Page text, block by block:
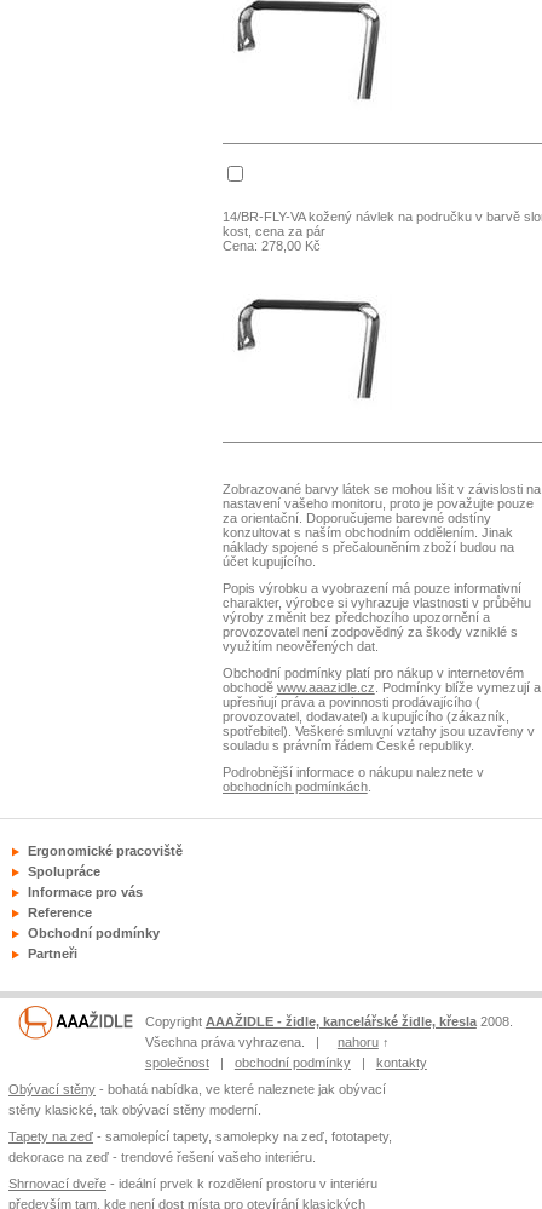
14/BR-FLY-VA kožený návlek na područku v barvě
kost, cena za pár
Cena: 278,00 Kč
Zobrazované barvy látek se mohou lišit v závislosti na
nastavení vašeho monitoru, proto je považujte pouze
za orientační. Doporučujeme barevné odstíny
konzultovat s naším obchodním oddělením. Jinak
náklady spojené s přečalouněním zboží budou na
účet kupujícího.
Popis výrobku a vyobrazení má pouze informativní
charakter, výrobce si vyhrazuje vlastnosti v průběhu
výroby změnit bez předchozího upozornění a
provozovatel není zodpovědný za škody vzniklé s
využitím neověřených dat.
Obchodní podmínky platí pro nákup v internetovém
obchodě www.aaazidle.cz . Podmínky blíže vymezují a
upřesňují práva a povinnosti prodávajícího (
provozovatel, dodavatel) a kupujícího (zákazník,
spotřebitel). Veškeré smluvní vztahy jsou uzavřeny v
souladu s právním řádem České republiky.
Podrobnější informace o nákupu naleznete v
obchodních podmínkách.
Ergonomické pracoviště
Spolupráce
Informace pro vás
Reference
Obchodní podmínky
Partneři
Copyright AAAŽIDLE - židle, kancelářské židle, křesla2008.
Všechna práva vyhrazena. | nahoru↑
společnost| obchodní podmínky| kontakty
Obývací stěny - bohatá nabídka, ve které naleznete jak obývací
stěny klasické, tak obývací stěny moderní.
Tapety na zeď - samolepící tapety, samolepky na zeď, fototapety,
dekorace na zeď - trendové řešení vašeho interiéru.
Shrnovací dveře - ideální prvek k rozdělení prostoru v interiéru
především tam, kde není dost místa pro otevírání klasických